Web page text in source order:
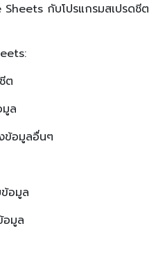
Sheets กับโปรแกรมสเปรดชีต
ต
มูล
ข้อมูลอื่นๆ
อมูล
อมูล